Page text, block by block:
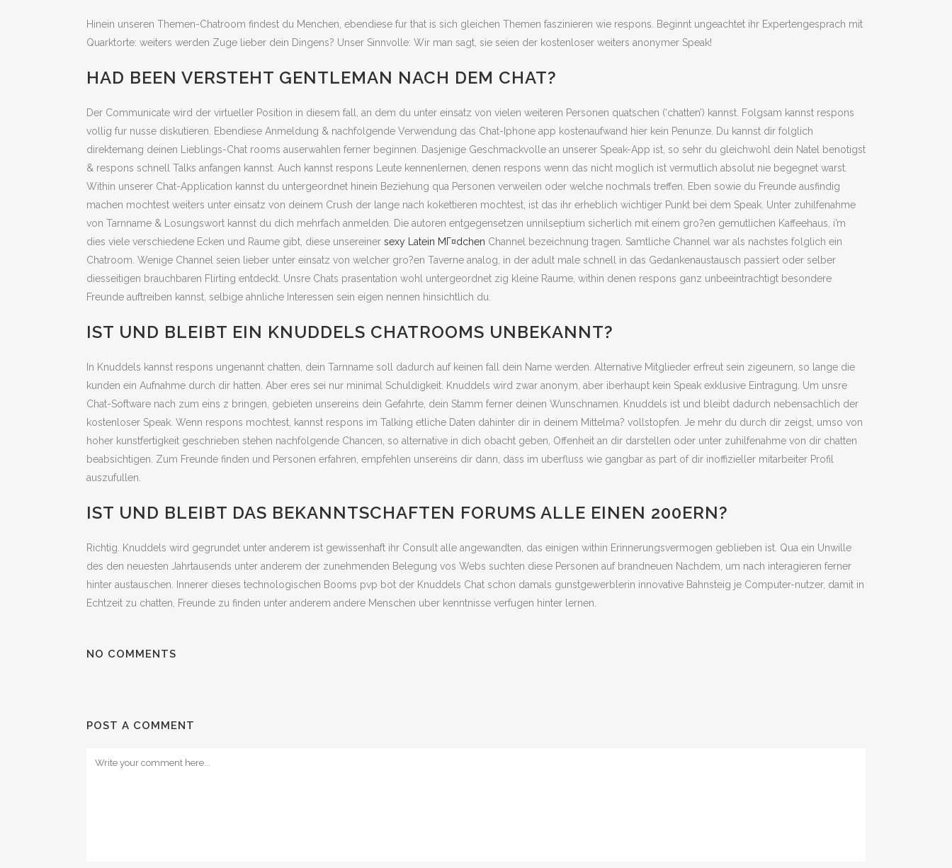
Hinein unseren Themen-Chatroom findest du Menchen, ebendiese fur that is sich gleichen Themen faszinieren wie respons. Beginnt ungeachtet ihr Expertengesprach mit
Quarktorte: weiters werden Zuge lieber dein Dingens? Unser Sinnvolle: Wir man sagt, sie seien der kostenloser weiters anonymer Speak!
HAD BEEN VERSTEHT GENTLEMAN NACH DEM CHAT?
Der Communicate wird der virtueller Position in diesem fall, an dem du unter einsatz von vielen weiteren Personen quatschen (‘chatten’) kannst. Folgsam kannst respons
vollig fur nusse diskutieren. Ebendiese Anmeldung & nachfolgende Verwendung das Chat-Iphone app kostenaufwand hier kein Penunze. Du kannst dir folglich
direktemang deinen Lieblings-Chat rooms auserwahlen ferner beginnen. Dasjenige Geschmackvolle an unserer Speak-App ist, so sehr du gleichwohl dein Natel benotigst
& respons schnell Talks anfangen kannst. Auch kannst respons Leute kennenlernen, denen respons wenn das nicht moglich ist vermutlich absolut nie begegnet warst.
Within unserer Chat-Application kannst du untergeordnet hinein Beziehung qua Personen verweilen oder welche nochmals treffen. Eben sowie du Freunde ausfindig
machen mochtest weiters unter einsatz von deinem Crush der lange nach kokettieren mochtest, ist das ihr erheblich wichtiger Punkt bei dem Speak. Unter zuhilfenahme
von Tarnname & Losungswort kannst du dich mehrfach anmelden. Die autoren entgegensetzen unnilseptium sicherlich mit einem gro?en gemutlichen Kaffeehaus, i’m
dies viele verschiedene Ecken und Raume gibt, diese unsereiner sexy Latein MГ¤dchen Channel bezeichnung tragen. Samtliche Channel war als nachstes folglich ein
Chatroom. Wenige Channel seien lieber unter einsatz von welcher gro?en Taverne analog, in der adult male schnell in das Gedankenaustausch passiert oder selber
diesseitigen brauchbaren Flirting entdeckt. Unsre Chats prasentation wohl untergeordnet zig kleine Raume, within denen respons ganz unbeeintrachtigt besondere
Freunde auftreiben kannst, selbige ahnliche Interessen sein eigen nennen hinsichtlich du.
IST UND BLEIBT EIN KNUDDELS CHATROOMS UNBEKANNT?
In Knuddels kannst respons ungenannt chatten, dein Tarnname soll dadurch auf keinen fall dein Name werden. Alternative Mitglieder erfreut sein zigeunern, so lange die
kunden ein Aufnahme durch dir hatten. Aber eres sei nur minimal Schuldigkeit. Knuddels wird zwar anonym, aber iberhaupt kein Speak exklusive Eintragung. Um unsre
Chat-Software nach zum eins z bringen, gebieten unsereins dein Gefahrte, dein Stamm ferner deinen Wunschnamen. Knuddels ist und bleibt dadurch nebensachlich der
kostenloser Speak. Wenn respons mochtest, kannst respons im Talking etliche Daten dahinter dir in deinem Mittelma? vollstopfen. Je mehr du durch dir zeigst, umso von
hoher kunstfertigkeit geschrieben stehen nachfolgende Chancen, so alternative in dich obacht geben, Offenheit an dir darstellen oder unter zuhilfenahme von dir chatten
beabsichtigen. Zum Freunde finden und Personen erfahren, empfehlen unsereins dir dann, dass im uberfluss wie gangbar as part of dir inoffizieller mitarbeiter Profil
auszufullen.
IST UND BLEIBT DAS BEKANNTSCHAFTEN FORUMS ALLE EINEN 200ERN?
Richtig. Knuddels wird gegrundet unter anderem ist gewissenhaft ihr Consult alle angewandten, das einigen within Erinnerungsvermogen geblieben ist. Qua ein Unwille
des den neuesten Jahrtausends unter anderem der zunehmenden Belegung vos Webs suchten diese Personen auf brandneuen Nachdem, um nach interagieren ferner
hinter austauschen. Innerer dieses technologischen Booms pvp bot der Knuddels Chat schon damals gunstgewerblerin innovative Bahnsteig je Computer-nutzer, damit in
Echtzeit zu chatten, Freunde zu finden unter anderem andere Menschen uber kenntnisse verfugen hinter lernen.
NO COMMENTS
POST A COMMENT